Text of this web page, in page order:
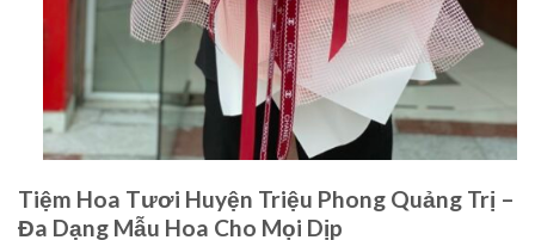
Tiệm Hoa Tươi Huyện Triệu Phong Quảng Trị –
Đa Dạng Mẫu Hoa Cho Mọi Dịp